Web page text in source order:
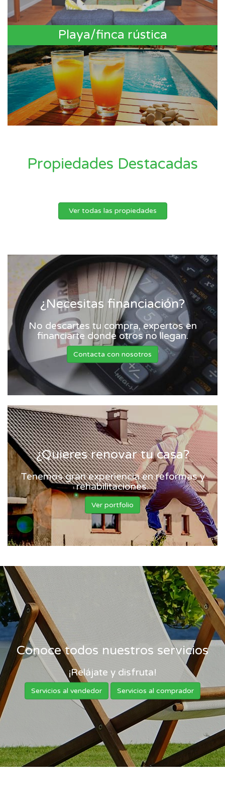
Playa/finca rústica
Propiedades Destacadas
Ver todas las propiedades
¿Necesitas financiación?
No descartes tu compra, expertos en
financiarte donde otros no llegan.
Contacta con nosotros
¿Quieres renovar tu casa?
Tenemos gran experiencia en reformas y
rehabilitaciones.
Ver portfolio
Conoce todos nuestros servicios
¡Relájate y disfruta!
Servicios al vendedor Servicios al comprador